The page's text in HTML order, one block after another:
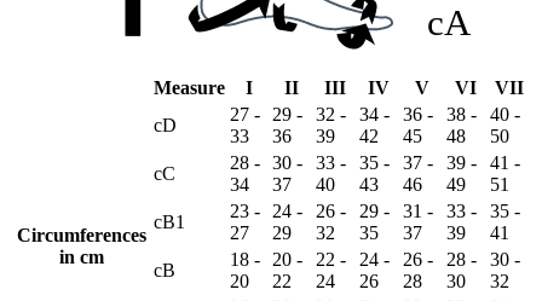
cA
Measure I II III IV V VI VII
Circumferences
in cm
cD
27 -
33
29 -
36
32 -
39
34 -
42
36 -
45
38 -
48
40 -
50
cC
28 -
34
30 -
37
33 -
40
35 -
43
37 -
46
39 -
49
41 -
51
cB1
23 -
27
24 -
29
26 -
32
29 -
35
31 -
37
33 -
39
35 -
41
cB
18 -
20
20 -
22
22 -
24
24 -
26
26 -
28
28 -
30
30 -
32